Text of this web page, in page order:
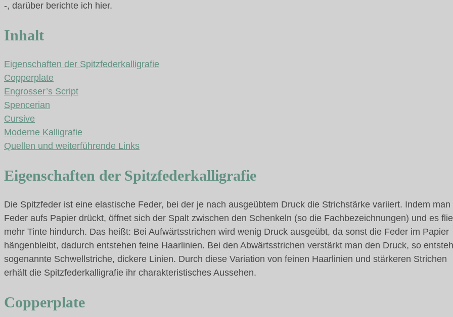
-, darüber berichte ich hier.
Inhalt
Eigenschaften der Spitzfederkalligrafie
Copperplate
Engrosser’s Script
Spencerian
Cursive
Moderne Kalligrafie
Quellen und weiterführende Links
Eigenschaften der Spitzfederkalligrafie
Die Spitzfeder ist eine elastische Feder, bei der je nach ausgeübtem Druck die Strichstärke variiert. Indem man
Feder aufs Papier drückt, öffnet sich der Spalt zwischen den Schenkeln (so die Fachbezeichnungen) und es
mehr Tinte hindurch. Das heißt: Bei Aufwärtsstrichen wird wenig Druck ausgeübt, da sonst die Feder im Papier
hängenbleibt, dadurch entstehen feine Haarlinien. Bei den Abwärtsstrichen verstärkt man den Druck, so
sogenannte Schwellstriche, dickere Linien. Durch diese Variation von feinen Haarlinien und stärkeren Strichen
erhält die Spitzfederkalligrafie ihr charakteristisches Aussehen.
Copperplate